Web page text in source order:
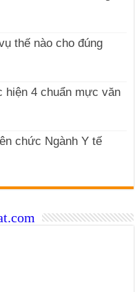
thế nào cho đúng
hiện 4 chuẩn mực văn
chức Ngành Y tế